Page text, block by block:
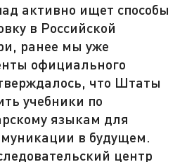
активно ищет способы
в Российской
ранее мы уже
официального
что Штаты
учебники по
языкам для
в будущем.
центр